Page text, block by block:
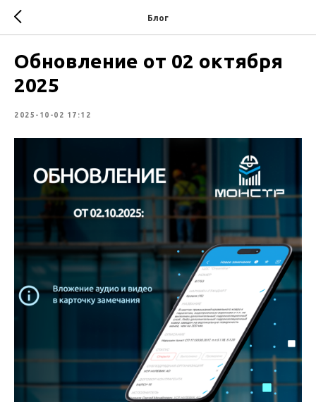
Блог
Обновление от 02 октября
2025
2025-10-02 17:12